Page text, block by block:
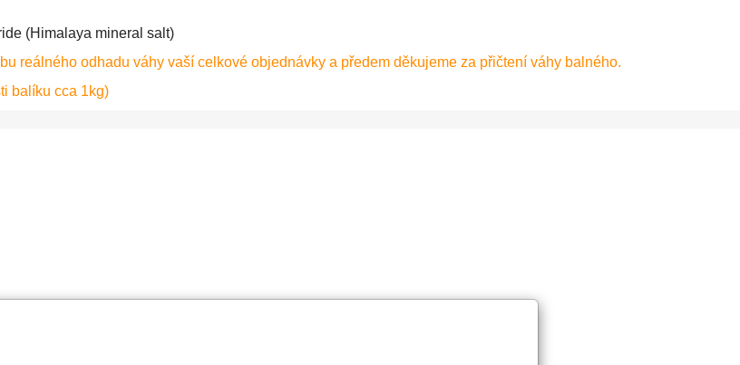
(Himalaya mineral salt)
reálného odhadu váhy vaší celkové objednávky a předem děkujeme za přičtení váhy balného.
balíku cca 1kg)